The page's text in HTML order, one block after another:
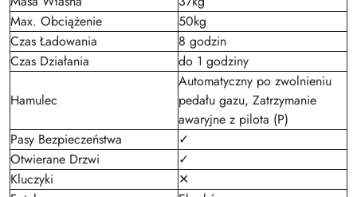
Max. Obciążenie
50kg
Czas Ładowania
8 godzin
Czas Działania
do 1 godziny
Hamulec
Automatyczny po zwolnieniu
pedału gazu, Zatrzymanie
awaryjne z pilota (P)
Pasy Bezpieczeństwa
✓
Otwierane Drzwi
✓
Kluczyki
✕